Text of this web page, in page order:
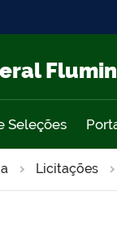
Seleções
Licitações